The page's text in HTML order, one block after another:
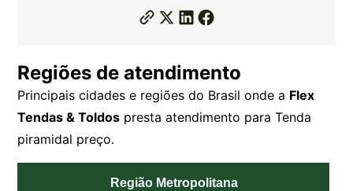
Regiões de atendimento
Principais cidades e regiões do Brasil onde a Flex
Tendas & Toldos presta atendimento para Tenda
piramidal preço.
Região Metropolitana